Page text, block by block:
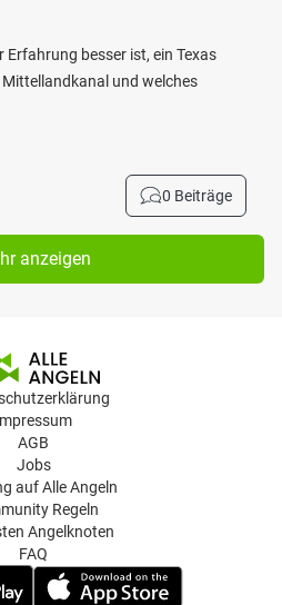
besser ist, ein Texas
und welches
0 Beiträge
anzeigen
AGB
Jobs
auf Alle Angeln
Regeln
Angelknoten
FAQ